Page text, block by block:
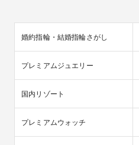
婚約指輪・結婚指輪さがし
プレミアムジュエリー
国内リゾート
プレミアムウォッチ